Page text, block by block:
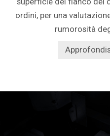
ordini, per una
rumorosità